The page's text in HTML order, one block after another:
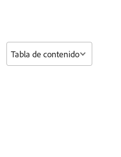
Tabla de contenido